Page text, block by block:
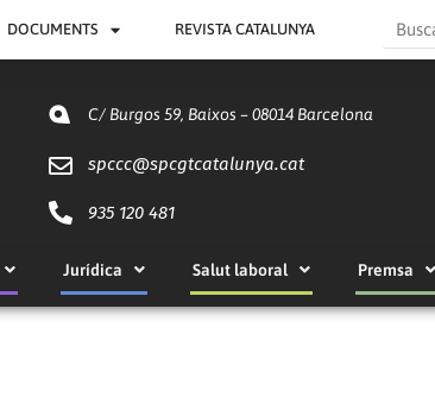
DOCUMENTS REVISTA CATALUNYA Search
C/ Burgos 59, Baixos – 08014 Barcelona
spccc@spcgtcatalunya.cat
935 120 481
Jurídica Salut laboral Premsa